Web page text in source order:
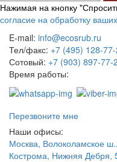
Нажимая на кнопку
согласие на обработку
E-mail: info@ecosrub.ru
Тел/факс: +7 (495) 128-
Сотовый: +7 (903) 897-77-
Время работы:
Перезвоните мне
Наши офисы:
Москва, Волоколамское
Кострома, Нижняя Дебря,